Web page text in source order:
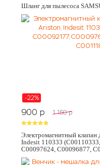
Шланг для пылесоса
-22%
900 p 1 150 p
Электромагнитный
Indesit 110333
C00097624, C00096877,